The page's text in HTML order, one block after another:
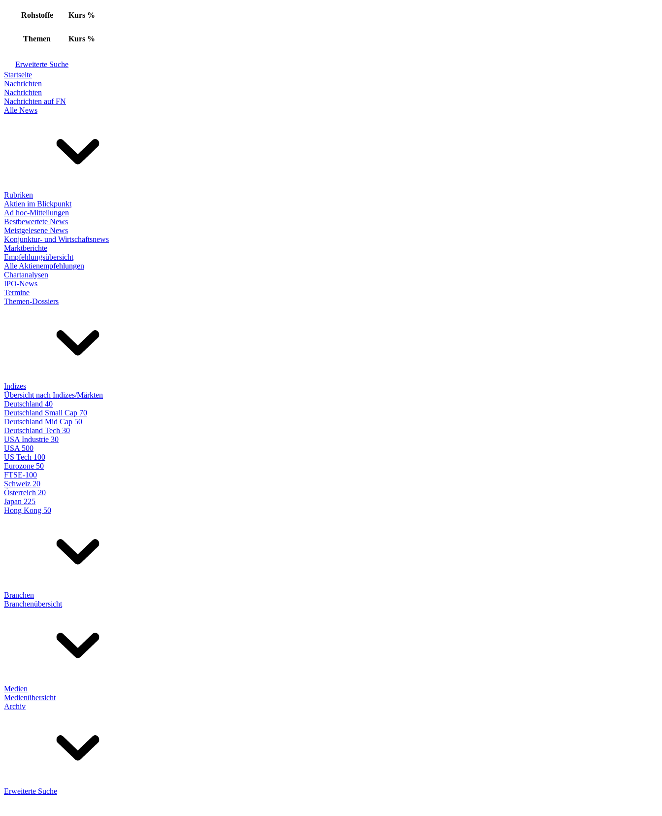
Rohstoffe Kurs %
Themen Kurs %
Erweiterte Suche
Startseite
Nachrichten
Nachrichten
Nachrichten auf FN
Alle News
Rubriken
Aktien im Blickpunkt
Ad hoc-Mitteilungen
Bestbewertete News
Meistgelesene News
Konjunktur- und Wirtschaftsnews
Marktberichte
Empfehlungsübersicht
Alle Aktienempfehlungen
Chartanalysen
IPO-News
Termine
Themen-Dossiers
Indizes
Übersicht nach Indizes/Märkten
Deutschland 40
Deutschland Small Cap 70
Deutschland Mid Cap 50
Deutschland Tech 30
USA Industrie 30
USA 500
US Tech 100
Eurozone 50
FTSE-100
Schweiz 20
Österreich 20
Japan 225
Hong Kong 50
Branchen
Branchenübersicht
Medien
Medienübersicht
Archiv
Erweiterte Suche